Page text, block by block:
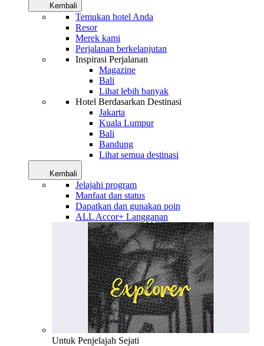
Kembali
Temukan hotel Anda
Resor
Merek kami
Perjalanan berkelanjutan
Inspirasi Perjalanan
Magazine
Bali
Lihat lebih banyak
Hotel Berdasarkan Destinasi
Jakarta
Kuala Lumpur
Bali
Bandung
Lihat semua destinasi
Kembali
Jelajahi program
Manfaat dan status
Dapatkan dan gunakan poin
ALL Accor+ Langganan
Untuk Penjelajah Sejati